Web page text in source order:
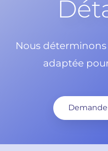
Nous
adaptée